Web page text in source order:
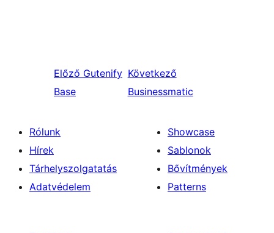
Előző Gutenify
Base
Következő
Businessmatic
Rólunk
Hírek
Tárhelyszolgatatás
Adatvédelem
Showcase
Sablonok
Bővítmények
Patterns